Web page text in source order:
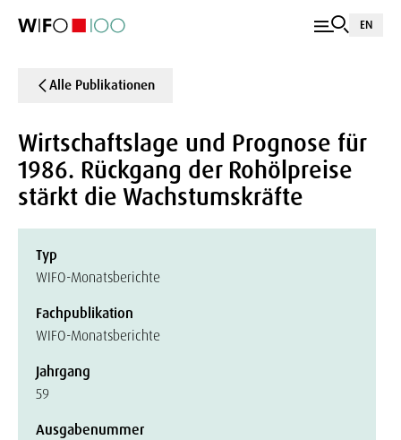
EN
Alle Publikationen
Wirtschaftslage und Prognose für
1986. Rückgang der Rohölpreise
stärkt die Wachstumskräfte
Typ
WIFO-Monatsberichte
Fachpublikation
WIFO-Monatsberichte
Jahrgang
59
Ausgabenummer